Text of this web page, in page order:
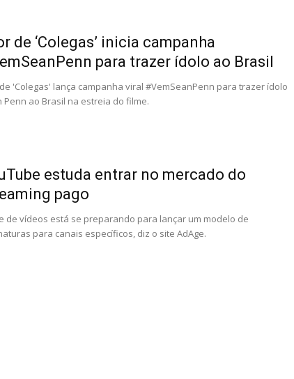
de ‘Colegas’ inicia campanha
para trazer ídolo ao Brasil
'Colegas' lança campanha viral #VemSeanPenn para trazer ídolo
Penn ao Brasil na estreia do filme.
estuda entrar no mercado do
pago
de vídeos está se preparando para lançar um modelo de
para canais específicos, diz o site AdAge.